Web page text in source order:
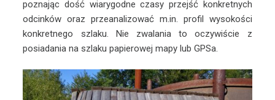
poznając dość wiarygodne czasy przejść konkretnych
odcinków oraz przeanalizować m.in. profil wysokości
konkretnego szlaku. Nie zwalania to oczywiście z
posiadania na szlaku papierowej mapy lub GPSa.